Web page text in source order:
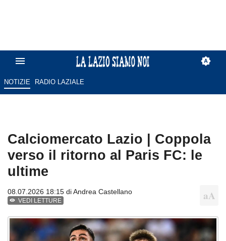
NOTIZIE RADIO LAZIALE
Calciomercato Lazio | Coppola
verso il ritorno al Paris FC: le
ultime
08.07.2026 18:15 diAndrea Castellano
VEDI LETTURE